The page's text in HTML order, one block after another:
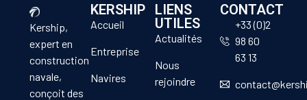
Kership,
expert en
construction
navale,
conçoit des
KERSHIP
Accueil
Entreprise
Navires
LIENS
UTILES
Actualités
Nous
rejoindre
CONTACT
+33 (0)2
98 60
63 13